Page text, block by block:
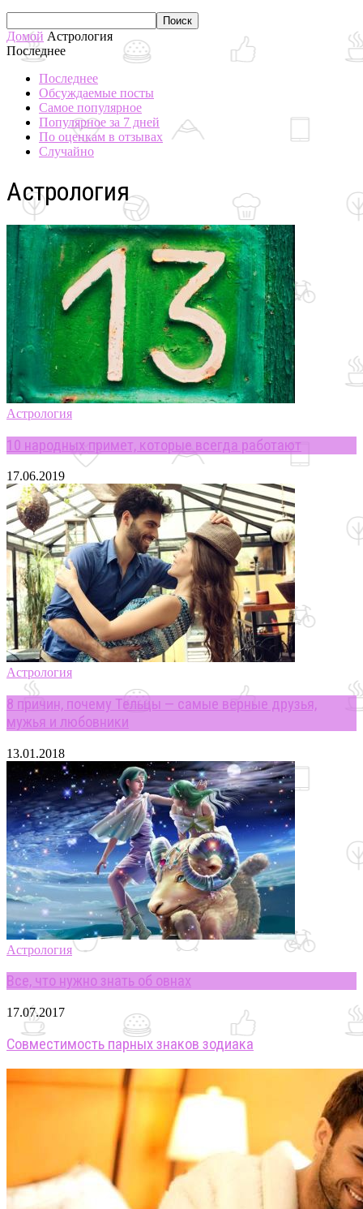
Домой Астрология
Последнее
Последнее
Обсуждаемые посты
Самое популярное
Популярное за 7 дней
По оценкам в отзывах
Случайно
Астрология
Астрология
10 народных примет, которые всегда работают
17.06.2019
Астрология
8 причин, почему Тельцы — самые верные друзья,
мужья и любовники
13.01.2018
Астрология
Все, что нужно знать об овнах
17.07.2017
Совместимость парных знаков зодиака